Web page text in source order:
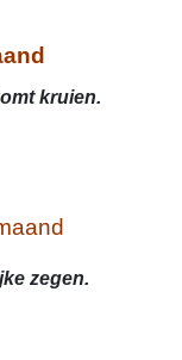
kruien.
zegen.